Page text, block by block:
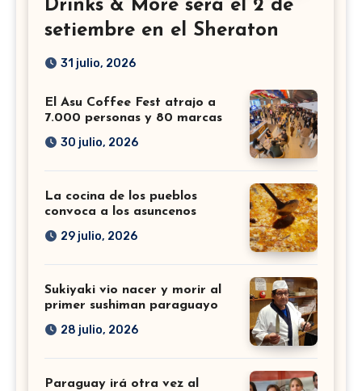
Drinks & More será el 2 de
setiembre en el Sheraton
31 julio, 2026
El Asu Coffee Fest atrajo a
7.000 personas y 80 marcas
30 julio, 2026
La cocina de los pueblos
convoca a los asuncenos
29 julio, 2026
Sukiyaki vio nacer y morir al
primer sushiman paraguayo
28 julio, 2026
Paraguay irá otra vez al